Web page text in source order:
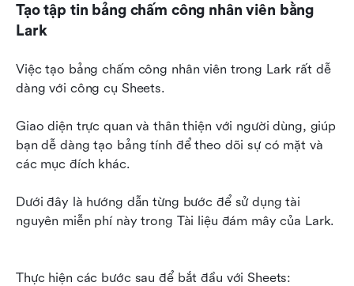
Tạo tập tin bảng chấm công nhân viên bằng
Lark
Việc tạo bảng chấm công nhân viên trong Lark rất dễ
dàng với công cụ Sheets.
Giao diện trực quan và thân thiện với người dùng, giúp
bạn dễ dàng tạo bảng tính để theo dõi sự có mặt và
các mục đích khác.
Dưới đây là hướng dẫn từng bước để sử dụng tài
Thực hiện các bước sau để bắt đầu với Sheets: